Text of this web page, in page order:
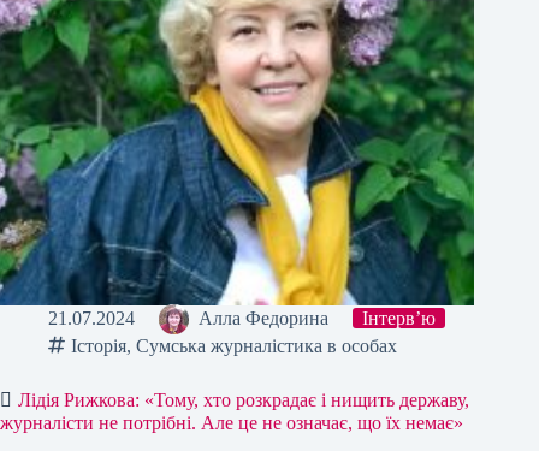
21.07.2024 Алла Федорина
Інтерв’ю
Історія, Сумська журналістика в особах
Лідія Рижкова: «Тому, хто розкрадає і нищить державу,
журналісти не потрібні. Але це не означає, що їх немає»